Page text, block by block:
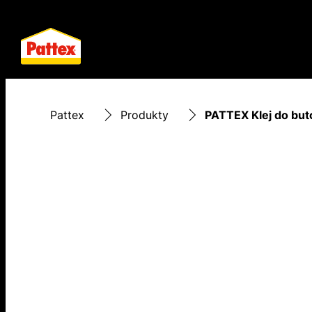
Pattex Produkty PATTEX Klej do